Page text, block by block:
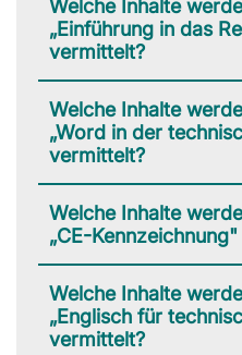
Welche Inhalte
„Einführung in das
vermittelt?
Welche Inhalte
„Word in der
vermittelt?
Welche Inhalte
„CE-
Welche Inhalte
„Englisch für
vermittelt?